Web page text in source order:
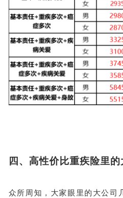
四、 高性价比重疾险里的
众所周知，大家眼里的大公司